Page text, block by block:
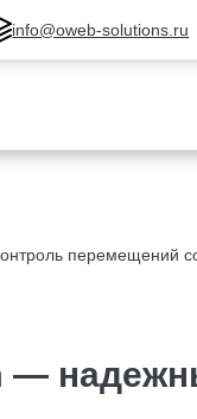
info@oweb-solutions.ru
перемещений
—